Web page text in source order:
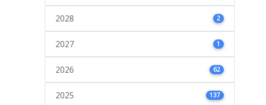
2028 2
2027 1
2026 62
2025 137